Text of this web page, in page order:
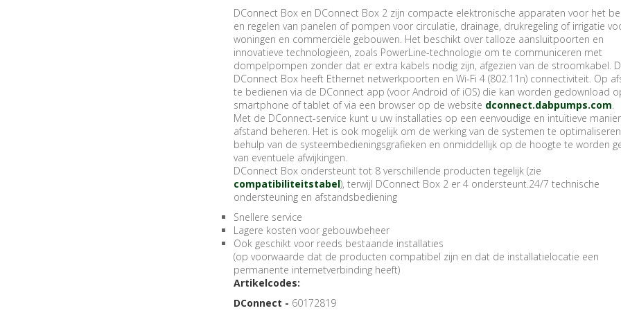
DConnect Box en DConnect Box 2 zijn compacte elektronische apparaten voor het
en regelen van panelen of pompen voor circulatie, drainage, drukregeling of irrigatie
woningen en commerciële gebouwen. Het beschikt over talloze aansluitpoorten en
innovatieve technologieën, zoals PowerLine-technologie om te communiceren met
dompelpompen zonder dat er extra kabels nodig zijn, afgezien van de stroomkabel.
DConnect Box heeft Ethernet netwerkpoorten en Wi-Fi 4 (802.11n) connectiviteit. Op
te bedienen via de DConnect app (voor Android of iOS) die kan worden gedownload
smartphone of tablet of via een browser op de website dconnect.dabpumps.com
Met de DConnect-service kunt u uw installaties op een eenvoudige en intuïtieve
afstand beheren. Het is ook mogelijk om de werking van de systemen te
behulp van de systeembedieningsgrafieken en onmiddellijk op de hoogte te worden
van eventuele afwijkingen.
DConnect Box ondersteunt tot 8 verschillende producten tegelijk (zie
compatibiliteitstabel), terwijl DConnect Box 2 er 4 ondersteunt.24/7 technische
ondersteuning en afstandsbediening
Snellere service
Lagere kosten voor gebouwbeheer
Ook geschikt voor reeds bestaande installaties
(op voorwaarde dat de producten compatibel zijn en dat de installatielocatie een
permanente internetverbinding heeft)
Artikelcodes:
DConnect - 60172819